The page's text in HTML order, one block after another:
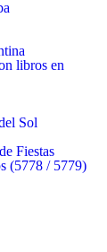
libros en
Sol
Fiestas
(5778 / 5779)